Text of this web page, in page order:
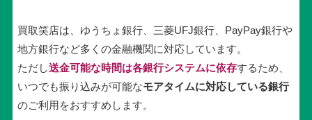
買取笑店は、ゆうちょ銀行、三菱UFJ銀行、PayPay銀行や
地方銀行など多くの金融機関に対応しています。
ただし送金可能な時間は各銀行システムに依存するため、
いつでも振り込みが可能なモアタイムに対応している銀行
のご利用をおすすめします。